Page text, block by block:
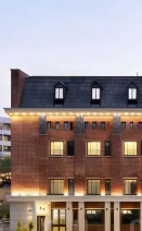
Кафе
Уютное
кафе — это